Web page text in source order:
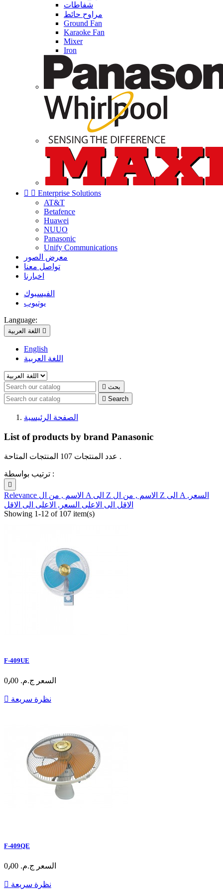
شفاطات
مراوح حائط
Ground Fan
Karaoke Fan
Mixer
Iron
  Enterprise Solutions
AT&T
Betafence
Huawei
NUUO
Panasonic
Unify Communications
معرض الصور
تواصل معنا
اخبارنا
الفيسبوك
يوتيوب
Language:
اللغة العربية 
English
اللغة العربية
 بحث
 Search
الصفحة الرئيسية
List of products by brand Panasonic
عدد المنتجات 107 المنتجات المتاحة .
ترتيب بواسطة :

Relevance الاسم , من ال A الى Z الاسم , من ال Z الى A السعر,
الاقل الى الاعلى السعر, الاعلى الى الاقل
Showing 1-12 of 107 item(s)
F-409UE
السعر ج.م.‏ 0٫00
 نظرة سريعة
F-409QE
السعر ج.م.‏ 0٫00
 نظرة سريعة